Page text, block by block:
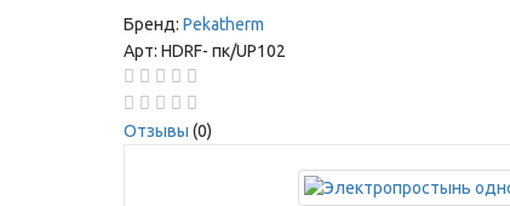
Бренд: Pekatherm
Арт: HDRF- пк/UP102
Отзывы (0)